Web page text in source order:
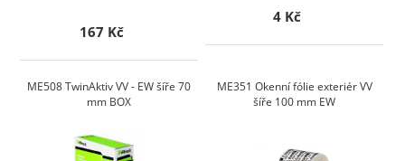
167 Kč
4 Kč
ME508 TwinAktiv VV - EW šíře 70
mm BOX
ME351 Okenní fólie exteriér VV
šíře 100 mm EW